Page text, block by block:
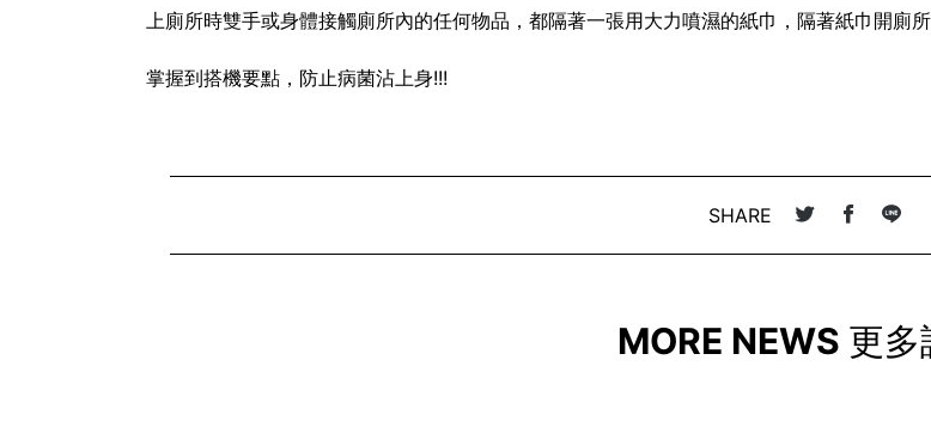
上廁所時雙手或身體接觸廁所內的任何物品，都隔著一張用大力噴濕的紙巾，隔著紙巾開廁
掌握到搭機要點，防止病菌沾上身!!!
SHARE
MORE NEWS 更多